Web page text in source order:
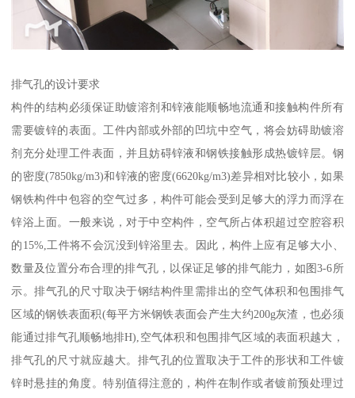
排气孔的设计要求
构件的结构必须保证助镀溶剂和锌液能顺畅地流通和接触构件所有
需要镀锌的表面。工件内部或外部的凹坑中空气，将会妨碍助镀溶
剂充分处理工件表面，并且妨碍锌液和钢铁接触形成热镀锌层。钢
的密度(7850kg/m3)和锌液的密度(6620kg/m3)差异相对比较小，如果
钢铁构件中包容的空气过多，构件可能会受到足够大的浮力而浮在
锌浴上面。一般来说，对于中空构件，空气所占体积超过空腔容积
的15%,工件将不会沉没到锌浴里去。因此，构件上应有足够大小、
数量及位置分布合理的排气孔，以保证足够的排气能力，如图3-6所
示。排气孔的尺寸取决于钢结构件里需排出的空气体积和包围排气
区域的钢铁表面积(每平方米钢铁表面会产生大约200g灰渣，也必须
能通过排气孔顺畅地排H),空气体积和包围排气区域的表面积越大，
排气孔的尺寸就应越大。排气孔的位置取决于工件的形状和工件镀
锌时悬挂的角度。特别值得注意的，构件在制作或者镀前预处理过